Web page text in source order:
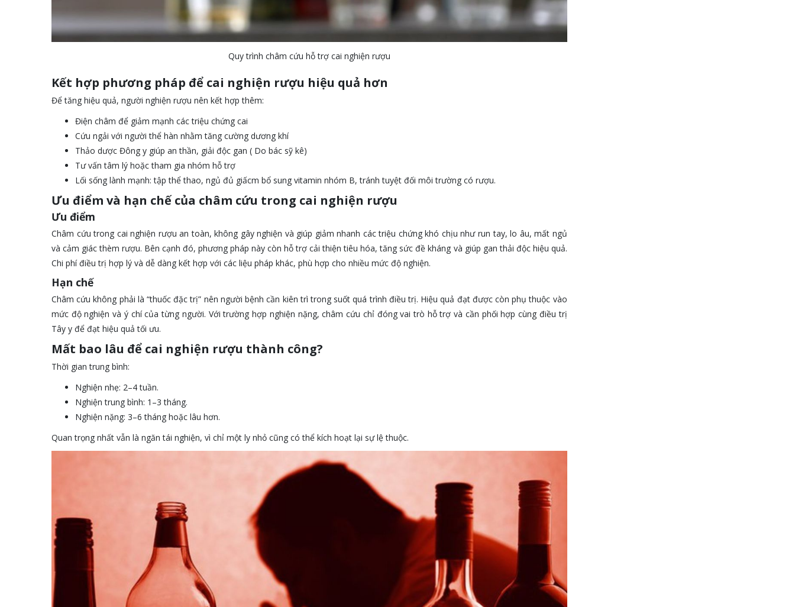
Quy trình châm cứu hỗ trợ cai nghiện rượu
Kết hợp phương pháp để cai nghiện rượu hiệu quả hơn
Để tăng hiệu quả, người nghiện rượu nên kết hợp thêm:
Điện châm để giảm mạnh các triệu chứng cai
Cứu ngải với người thể hàn nhằm tăng cường dương khí
Thảo dược Đông y giúp an thần, giải độc gan ( Do bác sỹ kê)
Tư vấn tâm lý hoặc tham gia nhóm hỗ trợ
Lối sống lành mạnh: tập thể thao, ngủ đủ giấcm bổ sung vitamin nhóm B, tránh tuyệt đối môi trường có rượu.
Ưu điểm và hạn chế của châm cứu trong cai nghiện rượu
Ưu điểm
Châm cứu trong cai nghiện rượu an toàn, không gây nghiện và giúp giảm nhanh các triệu chứng khó chịu như run tay, lo âu, mất ngủ
và cảm giác thèm rượu. Bên cạnh đó, phương pháp này còn hỗ trợ cải thiện tiêu hóa, tăng sức đề kháng và giúp gan thải độc hiệu quả.
Chi phí điều trị hợp lý và dễ dàng kết hợp với các liệu pháp khác, phù hợp cho nhiều mức độ nghiện.
Hạn chế
Châm cứu không phải là “thuốc đặc trị” nên người bệnh cần kiên trì trong suốt quá trình điều trị. Hiệu quả đạt được còn phụ thuộc vào
mức độ nghiện và ý chí của từng người. Với trường hợp nghiện nặng, châm cứu chỉ đóng vai trò hỗ trợ và cần phối hợp cùng điều trị
Tây y để đạt hiệu quả tối ưu.
Mất bao lâu để cai nghiện rượu thành công?
Thời gian trung bình:
Nghiện nhẹ: 2–4 tuần.
Nghiện trung bình: 1–3 tháng.
Nghiện nặng: 3–6 tháng hoặc lâu hơn.
Quan trọng nhất vẫn là ngăn tái nghiện, vì chỉ một ly nhỏ cũng có thể kích hoạt lại sự lệ thuộc.